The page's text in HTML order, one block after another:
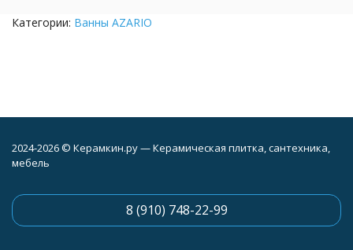
Категории: Ванны AZARIO
2024-2026 © Керамкин.ру — Керамическая плитка, сантехника,
мебель
8 (910) 748-22-99